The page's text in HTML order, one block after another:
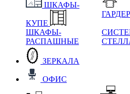
ШКАФЫ-
КУПЕ
ШКАФЫ-
РАСПАШНЫЕ
ЗЕРКАЛА
ОФИС